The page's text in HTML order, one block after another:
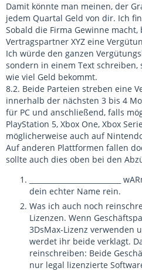
Damit könnte man meinen, der
jedem Quartal Geld von dir. Ich
Sobald die Firma Gewinne
Vertragspartner XYZ eine
Ich würde den ganzen
sondern in einem Text schreiben,
wie viel Geld bekommt.
8.2. Beide Parteien streben eine
innerhalb der nächsten 3 bis 4
für PC und anschließend, falls
PlayStation 5, Xbox One, Xbox
möglicherweise auch auf
Auf anderen Plattformen fallen
sollte auch dies oben bei den
dein echter Name rein.
Was ich auch noch
Lizenzen. Wenn
3DsMax-Lizenz verwenden
werdet ihr beide verklagt.
reinschreiben: Beide
nur legal lizenzierte